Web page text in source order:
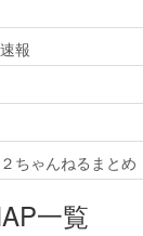
報
ちゃんねるまとめ
一覧